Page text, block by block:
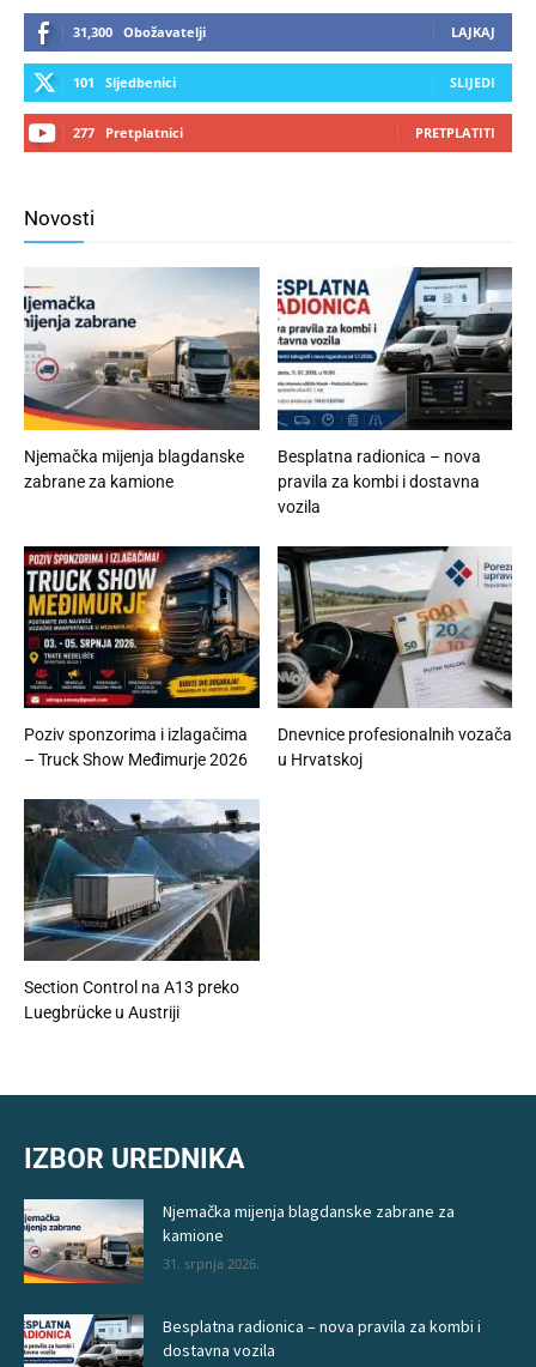
31,300 Obožavatelji LAJKAJ
101 Sljedbenici SLIJEDI
277 Pretplatnici PRETPLATITI
Novosti
Njemačka mijenja blagdanske
zabrane za kamione
Besplatna radionica – nova
pravila za kombi i dostavna
vozila
Poziv sponzorima i izlagačima
– Truck Show Međimurje 2026
Dnevnice profesionalnih vozača
u Hrvatskoj
Section Control na A13 preko
Luegbrücke u Austriji
IZBOR UREDNIKA
Njemačka mijenja blagdanske zabrane za
kamione
31. srpnja 2026.
Besplatna radionica – nova pravila za kombi i
dostavna vozila